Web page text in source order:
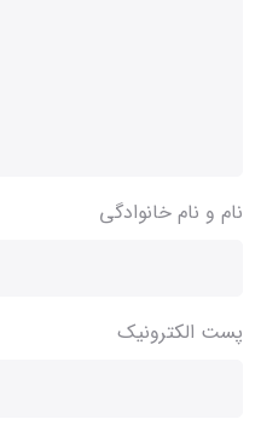
نام و نام خانوادگی
پست الکترونیک